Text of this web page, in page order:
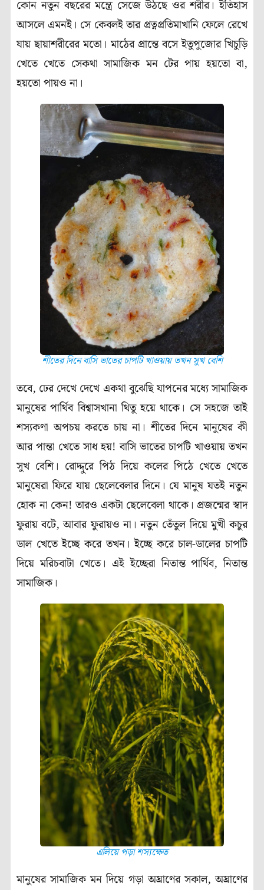
কোন নতুন বছরের মন্ত্রে সেজে উঠছে ওর শরীর। ইতিহাস
আসলে এমনই। সে কেবলই তার প্রত্নপ্রতিমাখানি ফেলে রেখে
যায় ছায়াশরীরের মতো। মাঠের প্রান্তে বসে ইতুপুজোর খিচুড়ি
খেতে খেতে সেকথা সামাজিক মন টের পায় হয়তো বা,
হয়তো পায়ও না।
শীতের দিনে বাসি ভাতের চাপটি খাওয়ায় তখন সুখ বেশি
তবে, ঢের দেখে দেখে একথা বুঝেছি যাপনের মধ্যে সামাজিক
মানুষের পার্থিব বিশ্বাসখানা থিতু হয়ে থাকে। সে সহজে তাই
শস্যকণা অপচয় করতে চায় না। শীতের দিনে মানুষের কী
আর পান্তা খেতে সাধ হয়! বাসি ভাতের চাপটি খাওয়ায় তখন
সুখ বেশি। রোদ্দুরে পিঠ দিয়ে কলের পিঠে খেতে খেতে
মানুষেরা ফিরে যায় ছেলেবেলার দিনে। যে মানুষ যতই নতুন
হোক না কেন! তারও একটা ছেলেবেলা থাকে। প্রজন্মের স্বাদ
ফুরায় বটে, আবার ফুরায়ও না। নতুন তেঁতুল দিয়ে মুখী কচুর
ডাল খেতে ইচ্ছে করে তখন। ইচ্ছে করে চাল-ডালের চাপটি
দিয়ে মরিচবাটা খেতে। এই ইচ্ছেরা নিতান্ত পার্থিব, নিতান্ত
সামাজিক।
এলিয়ে পড়া শস্যক্ষেত
মানুষের সামাজিক মন দিয়ে গড়া অঘ্রাণের সকাল, অঘ্রাণের